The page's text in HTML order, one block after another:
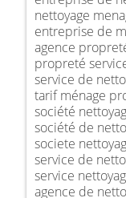
nettoyage
entreprise de
agence
propreté
service de
tarif ménage
société
société de
societe
service de
service
agence de